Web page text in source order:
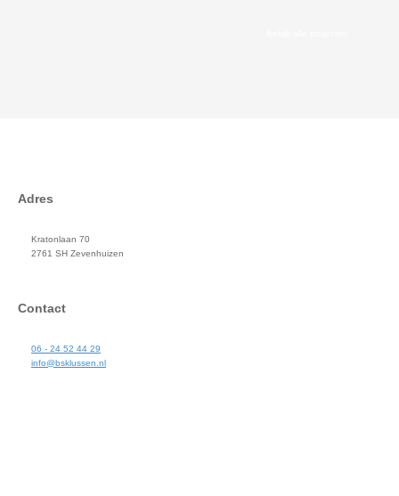
Adres
Kratonlaan 70
2761 SH Zevenhuizen
Contact
06 - 24 52 44 29
info@bsklussen.nl